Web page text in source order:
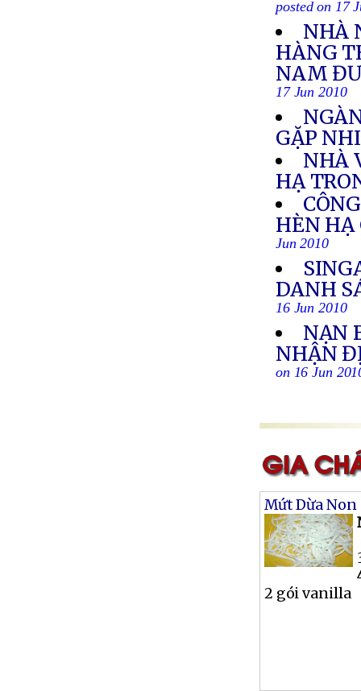
posted on 17
NHÀ
HÀNG
NAM
17 Jun 2010
GẶP
NHÀ
HẠ
HÈN
Jun 2010
DANH
16 Jun 2010
NẠN
NHẬN
on 16 Jun
Mứt Dừa Non
2 gói vanilla